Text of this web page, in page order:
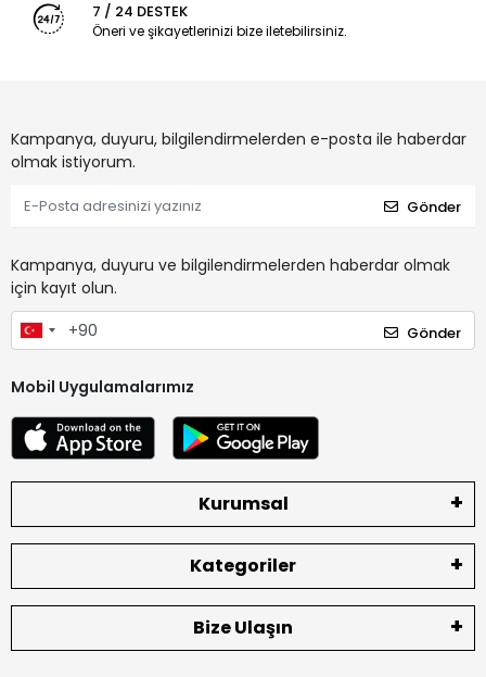
7 / 24 DESTEK
Öneri ve şikayetlerinizi bize iletebilirsiniz.
Kampanya, duyuru, bilgilendirmelerden e-posta ile haberdar
olmak istiyorum.
Gönder
Kampanya, duyuru ve bilgilendirmelerden haberdar olmak
için kayıt olun.
Gönder
Mobil Uygulamalarımız
Kurumsal
Kategoriler
Bize Ulaşın